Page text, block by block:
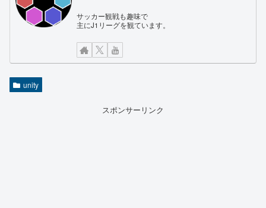
サッカー観戦も趣味で
主にJ1リーグを観ています。
unity
スポンサーリンク